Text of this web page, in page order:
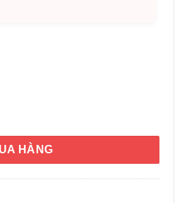
Kyoto Japanese Oyster Extract
HÀNG